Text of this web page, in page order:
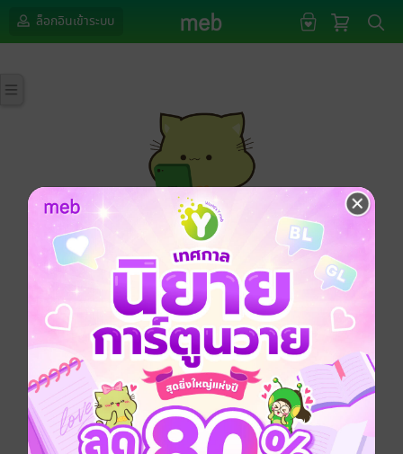
ล็อกอินเข้าระบบ
กรุณาเข้าสู่ระบบก่อนดำเนินรายการด้วยค่ะ
ล็อกอินเข้าระบบ